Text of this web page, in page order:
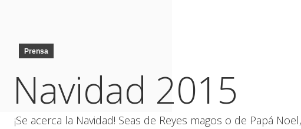
Prensa
Navidad 2015
¡Se acerca la Navidad! Seas de Reyes magos o de Papá